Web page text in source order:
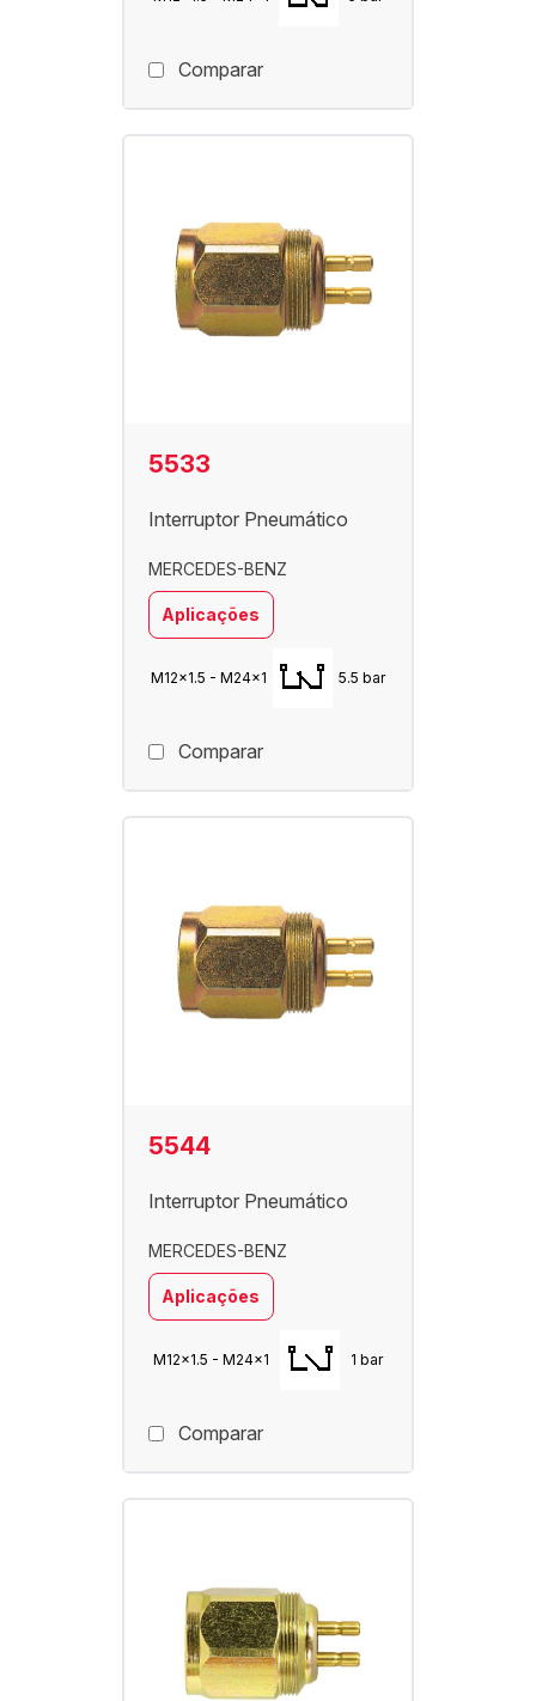
Comparar
5533
Interruptor Pneumático
MERCEDES-BENZ
Aplicações
M12x1.5 - M24x1 5.5 bar
Comparar
5544
Interruptor Pneumático
MERCEDES-BENZ
Aplicações
M12x1.5 - M24x1 1 bar
Comparar